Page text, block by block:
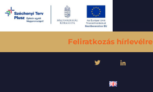
Feliratkozás hírlevélre